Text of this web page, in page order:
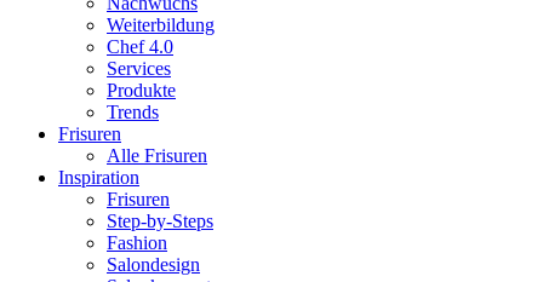
Weiterbildung
Chef 4.0
Services
Produkte
Trends
Frisuren
Alle Frisuren
Inspiration
Frisuren
Step-by-Steps
Fashion
Salondesign